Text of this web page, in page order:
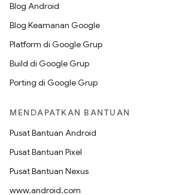
Blog Android
Blog Keamanan Google
Platform di Google Grup
Build di Google Grup
Porting di Google Grup
MENDAPATKAN BANTUAN
Pusat Bantuan Android
Pusat Bantuan Pixel
Pusat Bantuan Nexus
www.android.com